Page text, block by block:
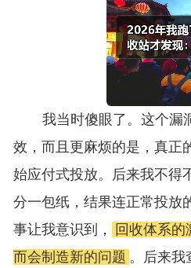
我当时傻眼了。这个漏
效，而且更麻烦的是，真正
始应付式投放。后来我不得
分一包纸，结果连正常投放
事让我意识到，
回收体系的
而会制造新的问题 。后来我